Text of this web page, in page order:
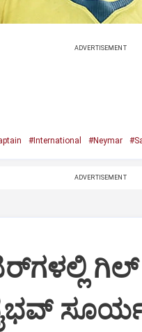
ADVERTISEMENT
#International #Neymar
ADVERTISEMENT
ಗಿಲ್